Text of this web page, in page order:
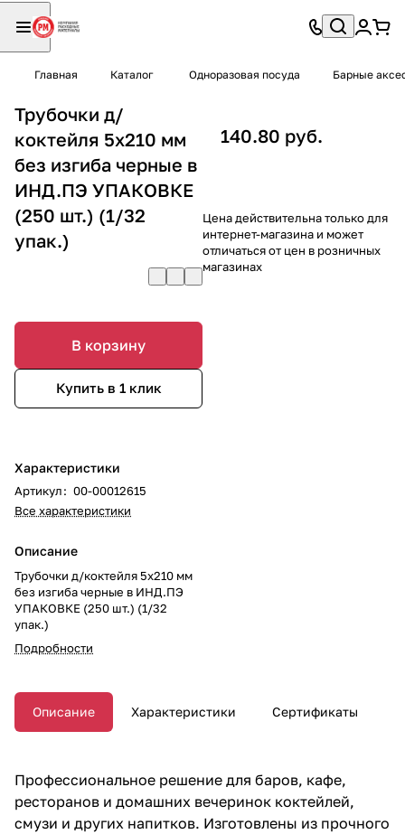
Главная Каталог Одноразовая посуда Барные
Трубочки д/
коктейля 5х210 мм
без изгиба черные в
ИНД.ПЭ УПАКОВКЕ
(250 шт.) (1/32
упак.)
В корзину
Купить в 1 клик
Характеристики
Артикул: 00-00012615
Все характеристики
Описание
Трубочки д/коктейля 5х210 мм
без изгиба черные в ИНД.ПЭ
УПАКОВКЕ (250 шт.) (1/32
упак.)
Подробности
140.80 руб.
Цена действительна только для
интернет-магазина и может
отличаться от цен в розничных
магазинах
Описание Характеристики Сертификаты
Профессиональное решение для баров, кафе,
ресторанов и домашних вечеринок коктейлей,
смузи и других напитков. Изготовлены из прочного